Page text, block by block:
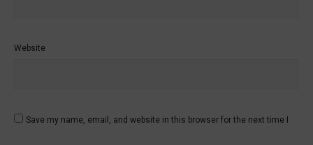
Website
Save my name, email, and website in this browser for the next time I